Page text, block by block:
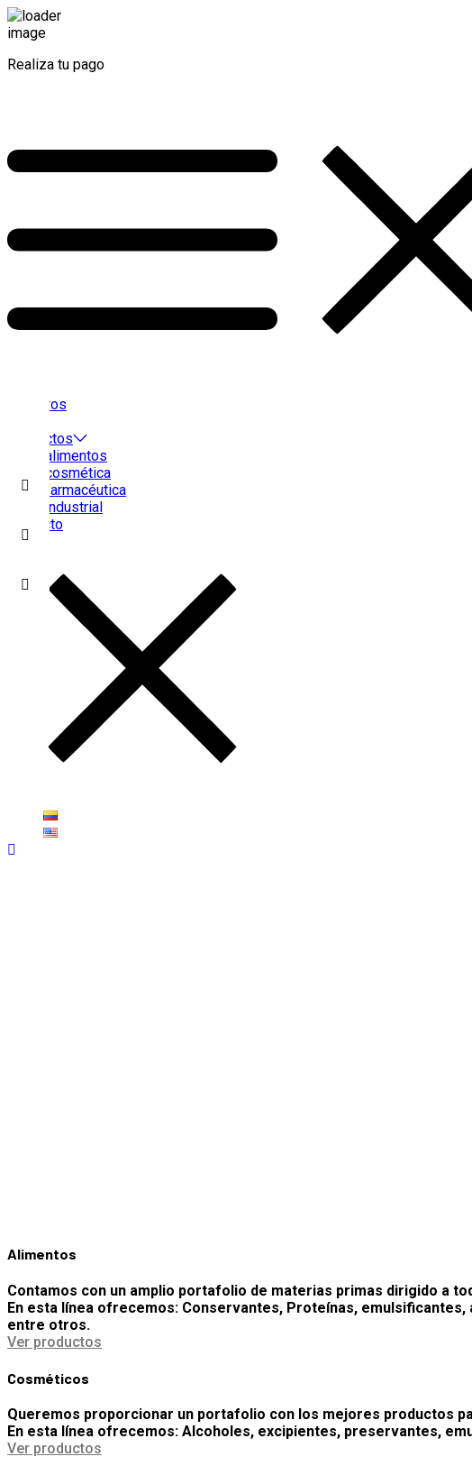
Realiza tu pago
Nosotros
Productos
Línea alimentos
Línea cosmética
Línea farmacéutica
Línea industrial
Contacto
Alimentos
Contamos con un amplio portafolio de materias primas dirigido a
En esta línea ofrecemos: Conservantes, Proteínas, emulsificantes,
entre otros.
Ver productos
Cosméticos
Queremos proporcionar un portafolio con los mejores productos
En esta línea ofrecemos: Alcoholes, excipientes, preservantes,
Ver productos